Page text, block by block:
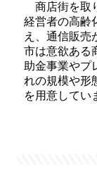
商店街を取
経営者の高齢
え、通信販売
市は意欲ある
助金事業やプ
れの規模や形
を用意してい